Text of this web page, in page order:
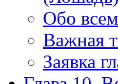
Обо
Важная
Заявка